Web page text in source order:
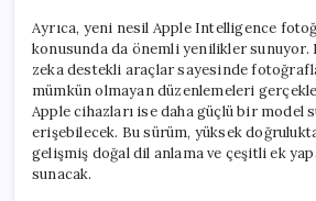
Ayrıca, yeni nesil Apple Intelligence
konusunda da önemli yenilikler sunuyor.
zeka destekli araçlar sayesinde
mümkün olmayan düzenlemeleri
Apple cihazları ise daha güçlü bir model
erişebilecek. Bu sürüm, yüksek
gelişmiş doğal dil anlama ve çeşitli ek
sunacak.